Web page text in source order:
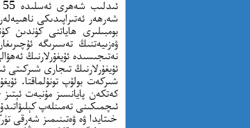
بومبىلىرى ھاياتنى كۈندىن
ۋەزىيەتنىڭ تەسىرىگە
نەتىجىسىدە ئۇيغۇرلارنىڭ
ئۇيغۇرلارنىڭ تىجارى شىركىتى
ئىچمىكىنى تەمىنلەپ
خىتايدا ۋە ۋەتىنىمىز شەرقى